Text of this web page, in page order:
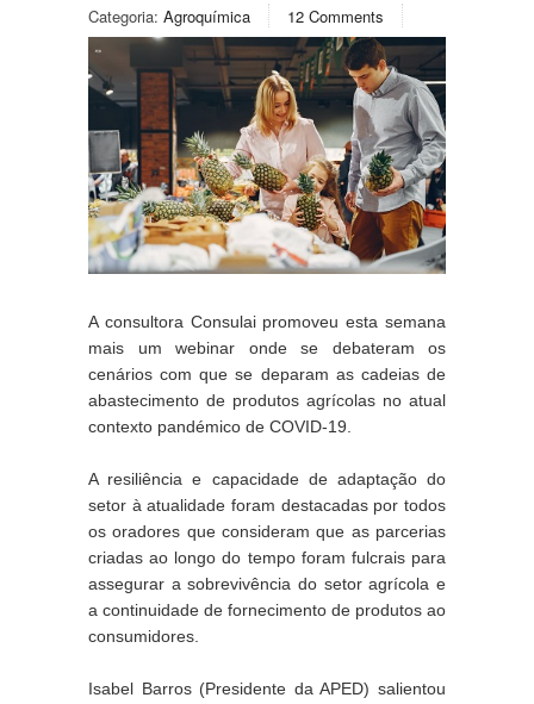
Categoria: Agroquímica 12 Comments
A consultora Consulai promoveu esta semana
mais um webinar onde se debateram os
cenários com que se deparam as cadeias de
abastecimento de produtos agrícolas no atual
contexto pandémico de COVID-19.
A resiliência e capacidade de adaptação do
setor à atualidade foram destacadas por todos
os oradores que consideram que as parcerias
criadas ao longo do tempo foram fulcrais para
assegurar a sobrevivência do setor agrícola e
a continuidade de fornecimento de produtos ao
consumidores.
Isabel Barros (Presidente da APED) salientou